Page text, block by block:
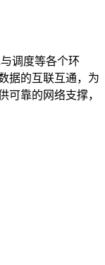
调度等各个环
据的互联互通，为
可靠的网络支撑，